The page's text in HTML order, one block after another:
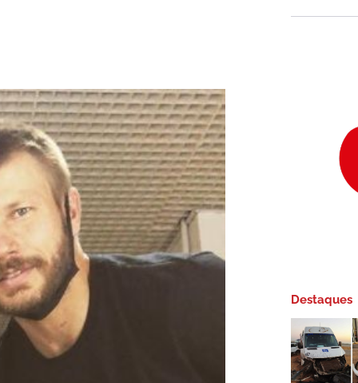
Destaques